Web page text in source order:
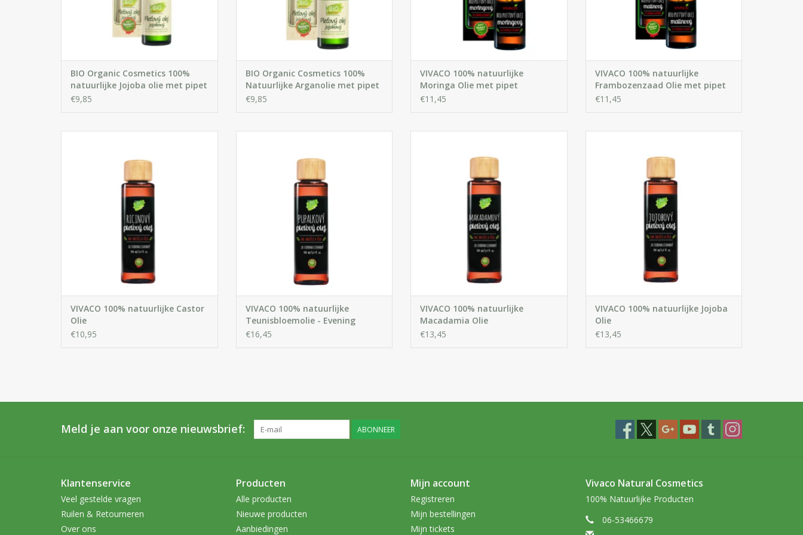
BIO Organic Cosmetics 100%
natuurlijke Jojoba olie met pipet
€9,85
BIO Organic Cosmetics 100%
Natuurlijke Arganolie met pipet
€9,85
VIVACO 100% natuurlijke
Moringa Olie met pipet
€11,45
VIVACO 100% natuurlijke
Frambozenzaad Olie met pipet
€11,45
maakt deze weer soepel.
VIVACO 100% natuurlijke Castor
Olie
€10,95
ontstekingshuid. Het wordt aanbevolen
voor de behandeling van de huid
getroffen door psoriasis, neurodermatitis
en eczeem.
IN WINKELWAGEN
VIVACO 100% natuurlijke
Teunisbloemolie - Evening
Primrose Oil
€16,45
geweldige hydraterende, regenererende
een heerlijke geur. Geschikt voor
kinderhuid en beschadigd haar.
IN WINKELWAGEN
VIVACO 100% natuurlijke
Macadamia Olie
€13,45
huid. Geeft de huid een glad, niet-vet
hydraterende olie uw haar en hoofdhuid,
en bevorderd haargroei. Mengt uitstekend
met etherische o
VIVACO 100% natuurlijke Jojoba
Olie
€13,45
Meld je aan voor onze nieuwsbrief: ABONNEER
Klantenservice
Veel gestelde vragen
Ruilen & Retourneren
Over ons
Producten
Alle producten
Nieuwe producten
Aanbiedingen
Mijn account
Registreren
Mijn bestellingen
Mijn tickets
Vivaco Natural Cosmetics
100% Natuurlijke Producten
06-53466679